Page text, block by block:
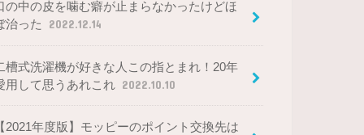
の中の皮を噛む癖が止まらなかったけどほ
治った
2022.12.14
槽式洗濯機が好きな人この指とまれ！20年
用して思うあれこれ 2022.10.10
2021年度版】モッピーのポイント交換先は